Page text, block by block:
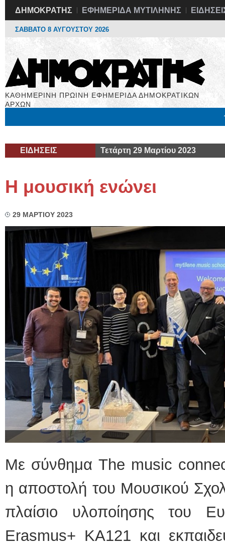
ΔΗΜΟΚΡΑΤΗΣ ΕΦΗΜΕΡΙΔΑ ΜΥΤΙΛΗΝΗΣ
ΣΑΒΒΑΤΟ 8 ΑΥΓΟΥΣΤΟΥ 2026
ΚΑΘΗΜΕΡΙΝΗ ΠΡΩΙΝΗ ΕΦΗΜΕΡΙΔΑ ΔΗΜΟΚΡΑΤΙΚΩΝ
ΑΡΧΩΝ
ΕΙΔΗΣΕΙΣ Τετάρτη 29 Μαρτίου 2023
Η μουσική ενώνει
29 ΜΑΡΤΙΟΥ 2023
Με σύνθημα The music
η αποστολή του Μουσικού
πλαίσιο υλοποίησης του
Erasmus+ ΚΑ121 και